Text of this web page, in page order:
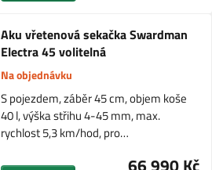
Aku vřetenová sekačka Swardman
Electra 45 volitelná
Na objednávku
S pojezdem, záběr 45 cm, objem koše
40 l, výška střihu 4-45 mm, max.
rychlost 5,3 km/hod, pro…